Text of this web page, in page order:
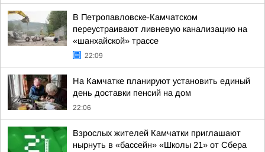
В Петропавловске-Камчатском
переустраивают ливневую канализацию на
«шанхайской» трассе
22:09
На Камчатке планируют установить единый
день доставки пенсий на дом
22:06
Взрослых жителей Камчатки приглашают
нырнуть в «бассейн» «Школы 21» от Сбера